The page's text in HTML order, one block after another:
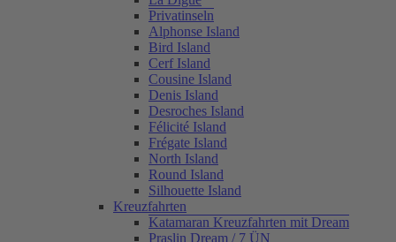
Privatinseln
Alphonse Island
Bird Island
Cerf Island
Cousine Island
Denis Island
Desroches Island
Félicité Island
Frégate Island
North Island
Round Island
Silhouette Island
Kreuzfahrten
Katamaran Kreuzfahrten mit Dream
Praslin Dream / 7 ÜN